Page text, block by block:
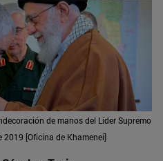
de manos del Líder Supremo
2019 [Oficina de Khamenei]